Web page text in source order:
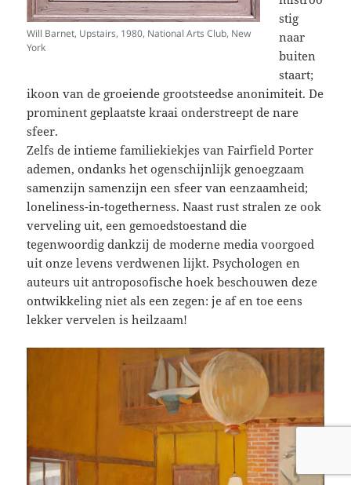
Will Barnet, Upstairs, 1980, National Arts Club, New
York
stig
naar
buiten
staart;
ikoon van de groeiende grootsteedse anonimiteit. De
prominent geplaatste kraai onderstreept de nare
sfeer.
Zelfs de intieme familiekiekjes van Fairfield Porter
ademen, ondanks het ogenschijnlijk genoegzaam
samenzijn samenzijn een sfeer van eenzaamheid;
loneliness-in-togetherness. Naast rust stralen ze ook
verveling uit, een gemoedstoestand die
tegenwoordig dankzij de moderne media voorgoed
uit onze levens verdwenen lijkt. Psychologen en
auteurs uit antroposofische hoek beschouwen deze
ontwikkeling niet als een zegen: je af en toe eens
lekker vervelen is heilzaam!